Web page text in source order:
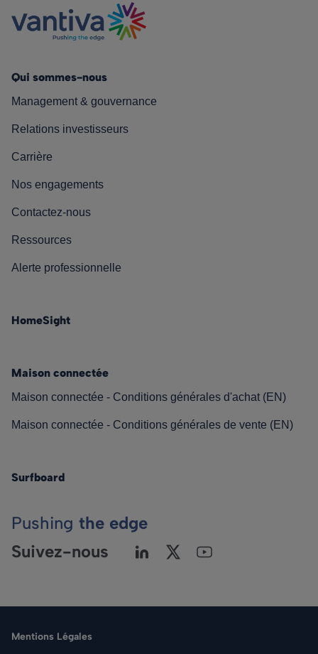
Qui sommes-nous
Management & gouvernance
Relations investisseurs
Carrière
Nos engagements
Contactez-nous
Ressources
Alerte professionnelle
HomeSight
Maison connectée
Maison connectée - Conditions générales d'achat (EN)
Maison connectée - Conditions générales de vente (EN)
Surfboard
Pushing the edge
Suivez-nous
Mentions Légales